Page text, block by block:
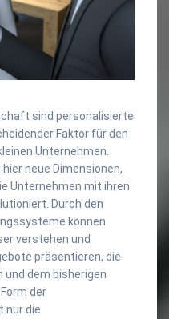
sind personalisierte
Faktor für den
Unternehmen.
neue Dimensionen,
Unternehmen mit ihren
Durch den
können
verstehen und
präsentieren, die
und dem bisherigen
der
nur die